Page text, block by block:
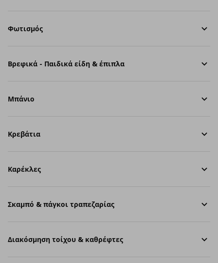
Φωτισμός
Βρεφικά - Παιδικά είδη & έπιπλα
Μπάνιο
Κρεβάτια
Καρέκλες
Σκαμπό & πάγκοι τραπεζαρίας
Διακόσμηση τοίχου & καθρέφτες